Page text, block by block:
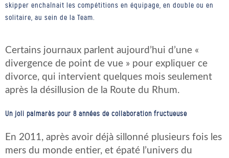
skipper enchaînait les compétitions en équipage, en double ou en
solitaire, au sein de la Team.
Certains journaux parlent aujourd’hui d’une «
divergence de point de vue » pour expliquer ce
divorce, qui intervient quelques mois seulement
après la désillusion de la Route du Rhum.
Un joli palmarès pour 8 années de collaboration fructueuse
En 2011, après avoir déjà sillonné plusieurs fois les
mers du monde entier, et épaté l’univers du